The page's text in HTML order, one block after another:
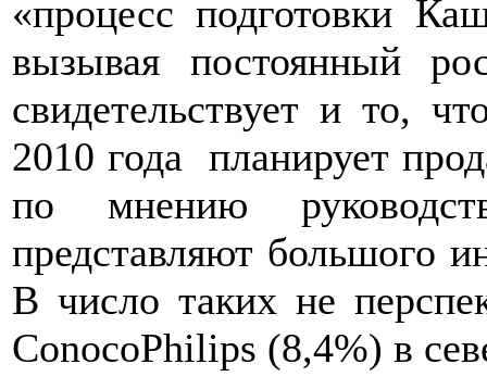
«процесс подготовки
вызывая постоянный
свидетельствует и то,
2010 года
планирует
по мнению
представляют большого
В число таких не
ConocoPhilips (8,4%) в